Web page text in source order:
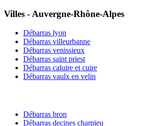
Villes -Auvergne-Rhône-Alpes
Débarras lyon
Débarras villeurbanne
Débarras venissieux
Débarras saint priest
Débarras caluire et cuire
Débarras vaulx en velin
Débarras bron
Débarras decines charpieu